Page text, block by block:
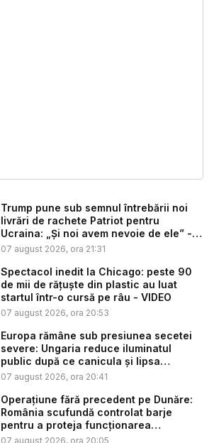
Trump pune sub semnul întrebării noi
livrări de rachete Patriot pentru
Ucraina: „Și noi avem nevoie de ele” -
V...
07 august 2026, ora 21:31
Spectacol inedit la Chicago: peste 90
de mii de rățuște din plastic au luat
startul într-o cursă pe râu - VIDEO
07 august 2026, ora 20:53
Europa rămâne sub presiunea secetei
severe: Ungaria reduce iluminatul
public după ce canicula și lipsa
precip...
07 august 2026, ora 20:41
Operațiune fără precedent pe Dunăre:
România scufundă controlat barje
pentru a proteja funcționarea
Centrale...
07 august 2026, ora 20:05